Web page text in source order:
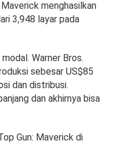
menghasilkan
3,948 layar pada
Warner Bros.
sebesar US$85
dan distribusi.
dan akhirnya bisa
Gun: Maverick di